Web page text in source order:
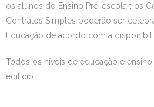
os alunos do Ensino Pré-escolar; os
Contratos Simples poderão ser
Educação de acordo com a
Todos os níveis de educação e
edifício.